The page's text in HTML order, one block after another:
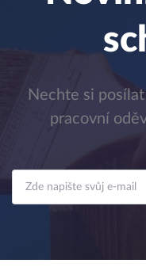
Nechte si
pracovní